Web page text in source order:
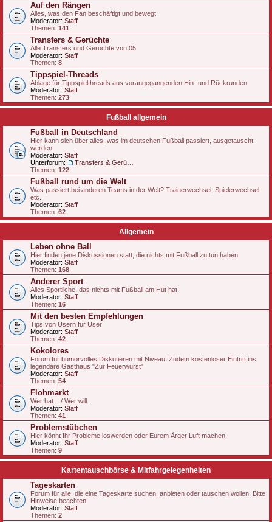
Auf den Rängen
Alles, was den Fan beschäftigt und bewegt.
Moderator: Staff
Themen: 141
Transfers & Gerüchte
Alle Transfers und Gerüchte von 05
Moderator: Staff
Themen: 8
Tippspiel-Threads
Ablage für Tippspielthreads aus vorangegangenden Hin- und Rückrunden
Moderator: Staff
Themen: 273
Fußball allgemein
Fußball in Deutschland
Hier kann sich über alles, was im deutschen Fußball passiert, ausgetauscht
werden.
Moderator: Staff
Unterforum:
Themen: 122
Fußball rund um die Welt
Was passiert bei anderen Teams in der Welt? Trainerwechsel, Spielerwechsel
etc.
Moderator: Staff
Themen: 62
Allgemein
Leben ohne Ball
Hier finden jene Diskussionen statt, die nichts mit Fußball zu tun haben
Moderator: Staff
Themen: 168
Anderer Sport
Alles Sportliche, das nichts mit Fußball am Hut hat
Moderator: Staff
Themen: 16
Mit den besten Empfehlungen
Tips von Usern für User
Moderator: Staff
Themen: 42
Kokolores
Forum für humorvolles Diskutieren mit Niveau. Zudem kostenloser Eintritt ins
legendäre Gasthaus "Zur Feuerwurst"
Moderator: Staff
Themen: 54
Flohmarkt
Wer hat... / Wer will...
Moderator: Staff
Themen: 41
Problemstübchen
Hier könnt Ihr Probleme loswerden oder Eurem Ärger Luft machen.
Moderator: Staff
Themen: 9
Kartentauschbörse & Mitfahrgelegenheiten
Tageskarten
Forum für alle, die eine Tageskarte suchen, anbieten oder tauschen wollen. Bitte
Hinweise beachten!
Moderator: Staff
Themen: 2